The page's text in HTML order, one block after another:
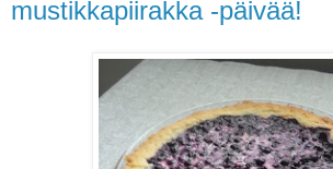
mustikkapiirakka -päivää!